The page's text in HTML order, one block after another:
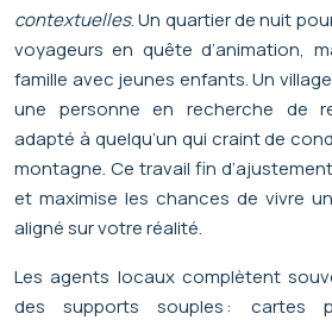
contextuelles. Un quartier de nuit
voyageurs en quête d’animation,
famille avec jeunes enfants. Un
une personne en recherche de
adapté à quelqu’un qui craint de
montagne. Ce travail fin
et maximise les chances de vivre
aligné sur votre réalité.
Les agents locaux complètent
des supports souples : cartes